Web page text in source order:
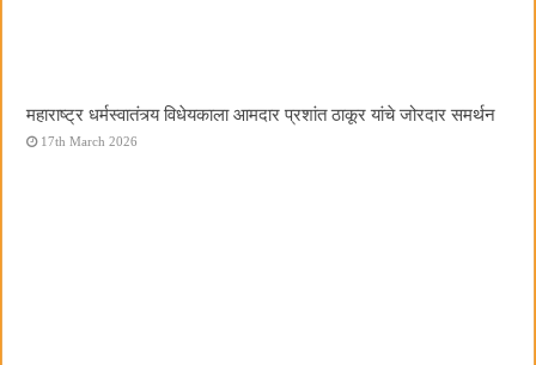
महाराष्ट्र धर्मस्वातंत्र्य विधेयकाला आमदार प्रशांत ठाकूर यांचे जोरदार समर्थन
17th March 2026